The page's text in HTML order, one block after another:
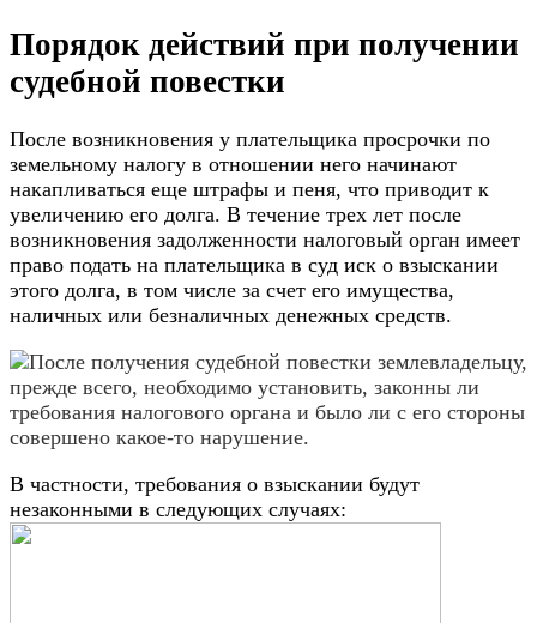
Порядок действий при получении
судебной повестки
После возникновения у плательщика просрочки по
земельному налогу в отношении него начинают
накапливаться еще штрафы и пеня, что приводит к
увеличению его долга. В течение трех лет после
возникновения задолженности налоговый орган имеет
право подать на плательщика в суд иск о взыскании
этого долга, в том числе за счет его имущества,
наличных или безналичных денежных средств.
После получения судебной повестки землевладельцу,
прежде всего, необходимо установить, законны ли
требования налогового органа и было ли с его стороны
совершено какое-то нарушение.
В частности, требования о взыскании будут
незаконными в следующих случаях: